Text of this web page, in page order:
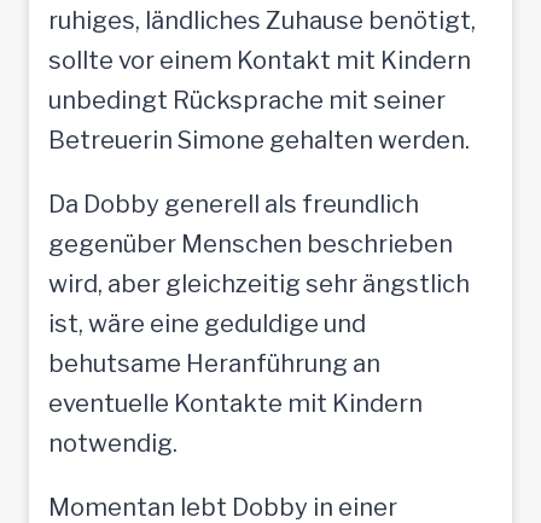
ruhiges, ländliches Zuhause benötigt,
sollte vor einem Kontakt mit Kindern
unbedingt Rücksprache mit seiner
Betreuerin Simone gehalten werden.
Da Dobby generell als freundlich
gegenüber Menschen beschrieben
wird, aber gleichzeitig sehr ängstlich
ist, wäre eine geduldige und
behutsame Heranführung an
eventuelle Kontakte mit Kindern
notwendig.
Momentan lebt Dobby in einer